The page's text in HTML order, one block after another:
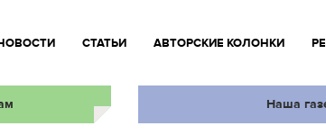
СТАТЬИ АВТОРСКИЕ КОЛОНКИ
Наша